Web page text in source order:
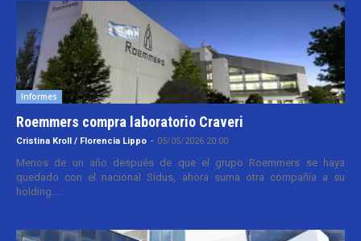
Informes
Roemmers compra laboratorio Craveri
Cristina Kroll / Florencia Lippo - 05/05/2026 20:00
Menos de un año después de que el grupo Roemmers se haya
quedado con el nacional Sidus, ahora suma otra compañía a su
holding....